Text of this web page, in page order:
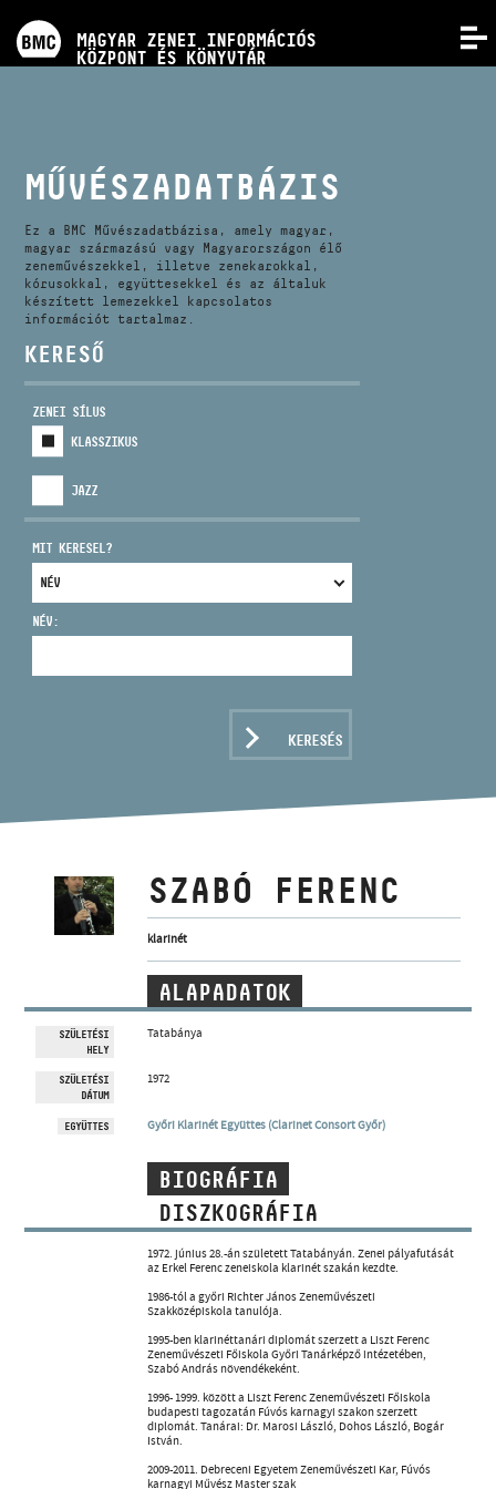
MAGYAR ZENEI INFORMÁCIÓS
KÖZPONT ÉS KÖNYVTÁR
KÉPZÉSEK
KIADVÁNYOK
RÓLUNK
KAPCSOLAT
VIDEÓ GALÉRIA
NYITVA TARTÁS
MŰVÉSZADATBÁZIS
ZENEMŰ-ADATBÁZIS
MŰVÉSZADATBÁZIS
Ez a BMC Művészadatbázisa, amely magyar,
magyar származású vagy Magyarországon élő
zeneművészekkel, illetve zenekarokkal,
kórusokkal, együttesekkel és az általuk
készített lemezekkel kapcsolatos
információt tartalmaz.
KERESŐ
ZENEI SÍLUS
KLASSZIKUS
JAZZ
MIT KERESEL?
NÉV:
KERESÉS
SZABÓ FERENC
klarinét
ALAPADATOK
SZÜLETÉSI
HELY
Tatabánya
SZÜLETÉSI
DÁTUM
1972
EGYÜTTES Győri Klarinét Együttes (Clarinet Consort Győr)
BIOGRÁFIA
DISZKOGRÁFIA
1972. június 28.-án született Tatabányán. Zenei pályafutását
az Erkel Ferenc zeneiskola klarinét szakán kezdte.
1986-tól a győri Richter János Zeneművészeti
Szakközépiskola tanulója.
1995-ben klarinéttanári diplomát szerzett a Liszt Ferenc
Zeneművészeti Főiskola Győri Tanárképző intézetében,
Szabó András növendékeként.
1996- 1999. között a Liszt Ferenc Zeneművészeti Főiskola
budapesti tagozatán Fúvós karnagyi szakon szerzett
diplomát. Tanárai: Dr. Marosi László, Dohos László, Bogár
István.
2009-2011. Debreceni Egyetem Zeneművészeti Kar, Fúvós
karnagyi Művész Master szak